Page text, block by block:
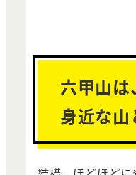
六甲山
身近な